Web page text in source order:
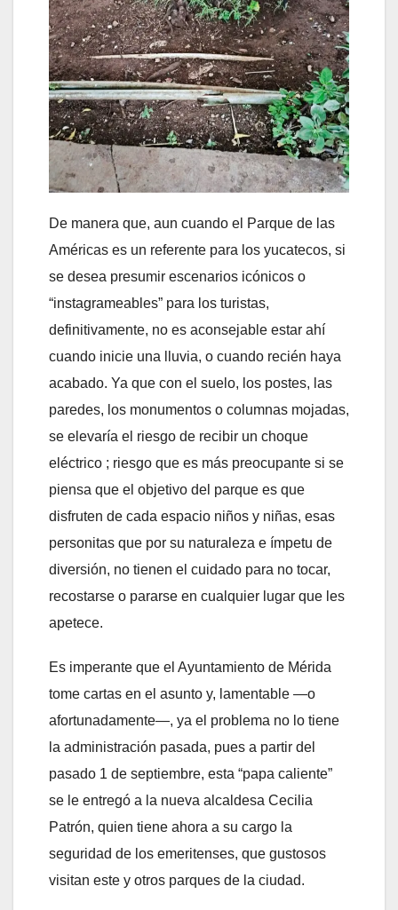
De manera que, aun cuando el Parque de las
Américas es un referente para los yucatecos, si
se desea presumir escenarios icónicos o
“instagrameables” para los turistas,
definitivamente, no es aconsejable estar ahí
cuando inicie una lluvia, o cuando recién haya
acabado. Ya que con el suelo, los postes, las
paredes, los monumentos o columnas mojadas,
se elevaría el riesgo de recibir un choque
eléctrico ; riesgo que es más preocupante si se
piensa que el objetivo del parque es que
disfruten de cada espacio niños y niñas, esas
personitas que por su naturaleza e ímpetu de
diversión, no tienen el cuidado para no tocar,
recostarse o pararse en cualquier lugar que les
apetece.
Es imperante que el Ayuntamiento de Mérida
tome cartas en el asunto y, lamentable —o
afortunadamente—, ya el problema no lo tiene
la administración pasada, pues a partir del
pasado 1 de septiembre, esta “papa caliente”
se le entregó a la nueva alcaldesa Cecilia
Patrón, quien tiene ahora a su cargo la
seguridad de los emeritenses, que gustosos
visitan este y otros parques de la ciudad.